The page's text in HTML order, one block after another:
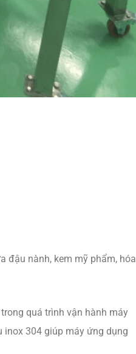
đậu nành, kem mỹ phẩm, hóa
quá trình vận hành máy
inox 304 giúp máy ứng dụng